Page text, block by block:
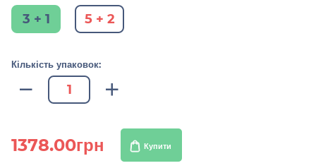
3 + 1 5 + 2
Кількість упаковок:
1378.00грн Купити